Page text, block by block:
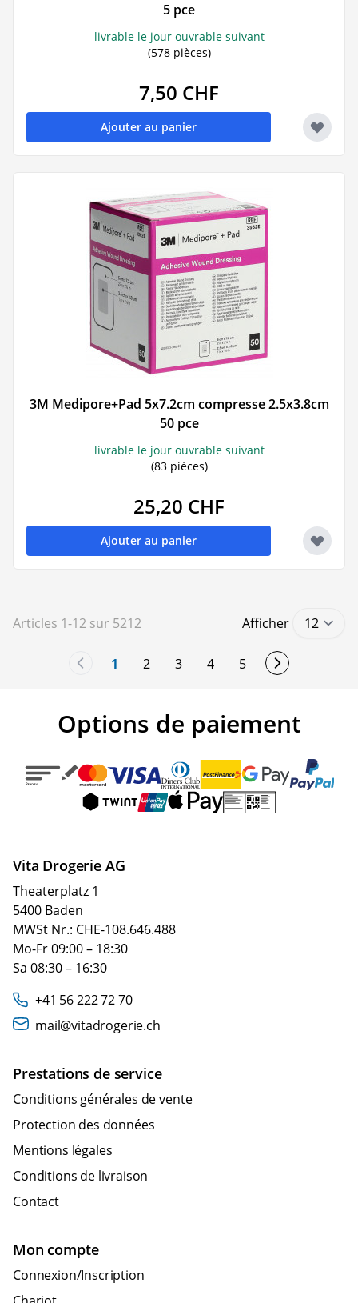
5 pce
livrable le jour ouvrable suivant
(578 pièces)
7,50 CHF
Ajouter au panier
3M Medipore+Pad 5x7.2cm compresse 2.5x3.8cm
50 pce
livrable le jour ouvrable suivant
(83 pièces)
25,20 CHF
Ajouter au panier
Articles 1-12 sur 5212
You're currently reading page
1 Page
2 Page
3 Page
4 Page
5
Afficher
Options de paiement
Vita Drogerie AG
Theaterplatz 1
5400 Baden
MWSt Nr.: CHE-108.646.488
Mo-Fr 09:00 – 18:30
Sa 08:30 – 16:30
+41 56 222 72 70
mail@vitadrogerie.ch
Prestations de service
Conditions générales de vente
Protection des données
Mentions légales
Conditions de livraison
Contact
Mon compte
Connexion/Inscription